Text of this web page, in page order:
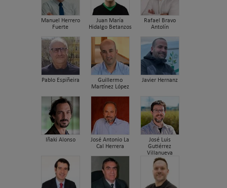
Manuel Herrero
Fuerte
Juan María
Hidalgo Betanzos
Rafael Bravo
Antolín
Pablo Espiñeira
Guillermo
Martínez López
Javier Hernanz
Iñaki Alonso
José Antonio La
Cal Herrera
José Luis
Gutiérrez
Villanueva